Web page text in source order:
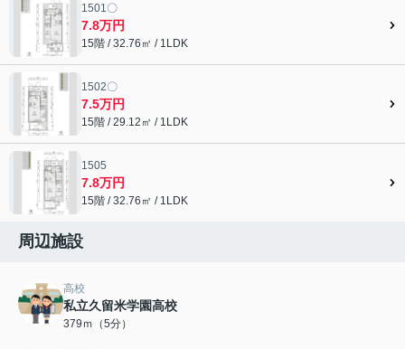
1501〇
7.8万円
15階 / 32.76㎡ / 1LDK
1502〇
7.5万円
15階 / 29.12㎡ / 1LDK
1505
7.8万円
15階 / 32.76㎡ / 1LDK
周辺施設
高校
私立久留米学園高校
379ｍ（5分）